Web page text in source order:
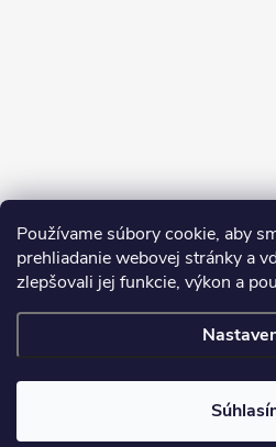
Používame súbory cookie, aby
prehliadanie webovej stránky a
zlepšovali jej funkcie, výkon a
Sledovať na Instagrame
Vytvoril
Copyright 2026LEDprodukt.sk.